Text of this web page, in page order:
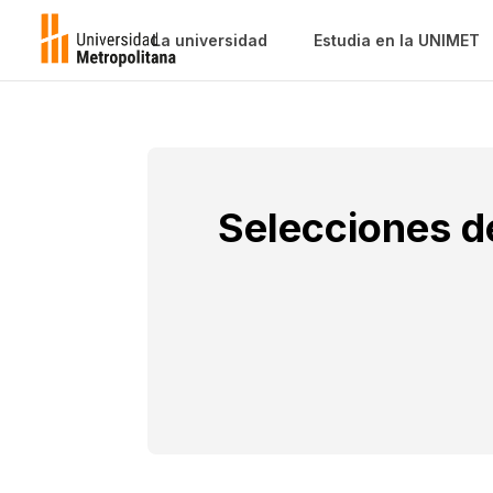
La universidad Estudia en la UNIMET
Selecciones